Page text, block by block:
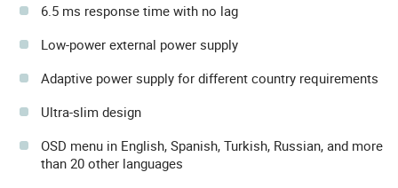
6.5 ms response time with no lag
Low-power external power supply
Adaptive power supply for different country requirements
Ultra-slim design
OSD menu in English, Spanish, Turkish, Russian, and more
than 20 other languages